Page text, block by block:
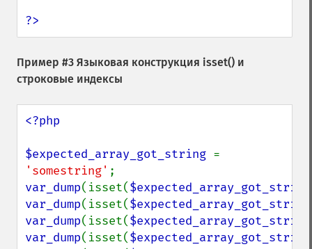
?>
Пример #3 Языковая конструкция isset() и
строковые индексы
<?php
$expected_array_got_string
'somestring'
var_dump(isset($expected_array_got_string
var_dump(isset($expected_array_got_string
var_dump(isset($expected_array_got_string
var_dump(isset($expected_array_got_string